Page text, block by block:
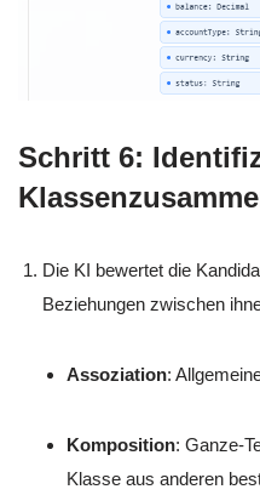
Schritt 6:
Die KI bewertet die
Beziehungen zwischen
Assoziation:
Komposition: Ganze-
Klasse aus anderen